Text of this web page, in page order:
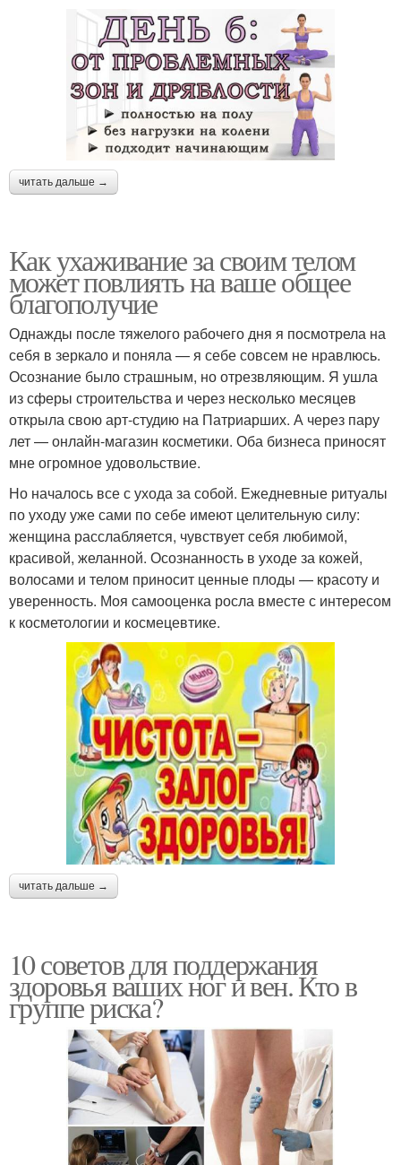
читать дальше →
Как ухаживание за своим телом
может повлиять на ваше общее
благополучие
Однажды после тяжелого рабочего дня я посмотрела на
себя в зеркало и поняла — я себе совсем не нравлюсь.
Осознание было страшным, но отрезвляющим. Я ушла
из сферы строительства и через несколько месяцев
открыла свою арт-студию на Патриарших. А через пару
лет — онлайн-магазин косметики. Оба бизнеса приносят
мне огромное удовольствие.
Но началось все с ухода за собой. Ежедневные ритуалы
по уходу уже сами по себе имеют целительную силу:
женщина расслабляется, чувствует себя любимой,
красивой, желанной. Осознанность в уходе за кожей,
волосами и телом приносит ценные плоды — красоту и
уверенность. Моя самооценка росла вместе с интересом
к косметологии и космецевтике.
читать дальше →
10 советов для поддержания
здоровья ваших ног и вен. Кто в
группе риска?